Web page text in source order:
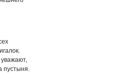
пустыня.